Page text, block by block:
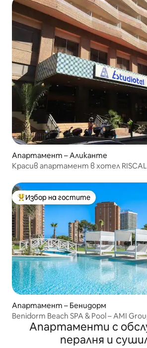
Апартамент – Аликанте
Красив апартамент в хотел
Най-популярен избор на гостите
Избор на гостите
Апартамент – Бенидорм
Benidorm Beach SPA & Pool – AMI
Апартаменти с
пералня и